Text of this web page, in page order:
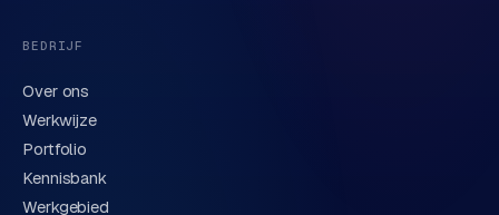
BEDRIJF
Over ons
Werkwijze
Portfolio
Kennisbank
Werkgebied